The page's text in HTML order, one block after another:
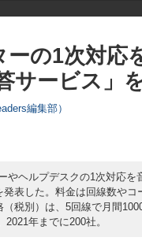
の1次対応
サービス」
編集部）
やヘルプデスクの1次対応
表した。料金は回線数やコ
税別）は、5回線で月間
年までに200社。